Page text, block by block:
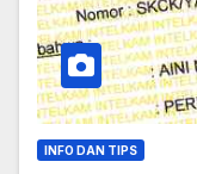
INFO DAN TIPS